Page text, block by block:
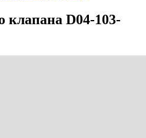
клапана D04-103-